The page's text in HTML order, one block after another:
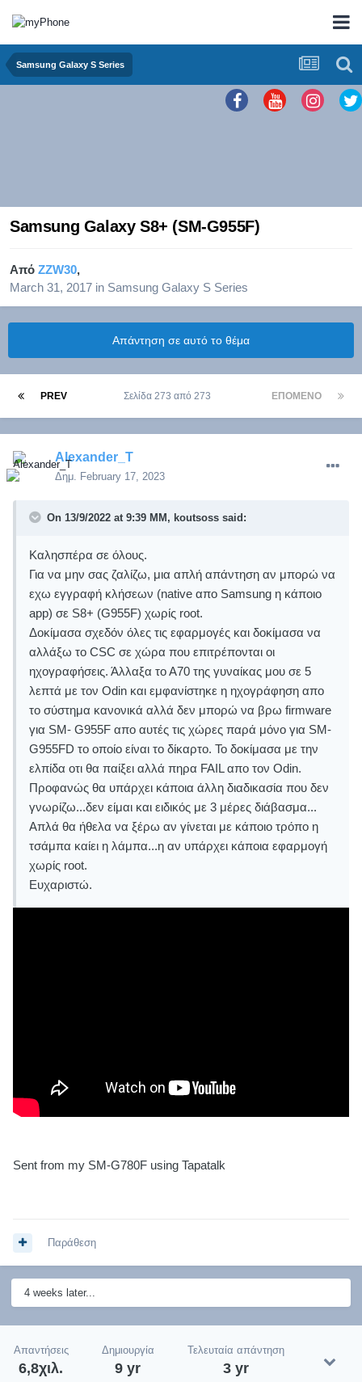
Samsung Galaxy S Series
Samsung Galaxy S8+ (SM-G955F)
Από ZZW30,
March 31, 2017 in Samsung Galaxy S Series
Απάντηση σε αυτό το θέμα
PREV ΕΠΌΜΕΝΟ
Σελίδα 273 από 273
Alexander_T
Δημ. February 17, 2023
On 13/9/2022 at 9:39 ΜΜ, koutsoss said:
Καλησπέρα σε όλους.
Για να μην σας ζαλίζω, μια απλή απάντηση αν μπορώ να
εχω εγγραφή κλήσεων (native απο Samsung η κάποιο
app) σε S8+ (G955F) χωρίς root.
Δοκίμασα σχεδόν όλες τις εφαρμογές και δοκίμασα να
αλλάξω το CSC σε χώρα που επιτρέπονται οι
ηχογραφήσεις. Άλλαξα το Α70 της γυναίκας μου σε 5
λεπτά με τον Odin και εμφανίστηκε η ηχογράφηση απο
το σύστημα κανονικά αλλά δεν μπορώ να βρω firmware
για SM- G955F απο αυτές τις χώρες παρά μόνο για SM-
G955FD το οποίο είναι το δίκαρτο. Το δοκίμασα με την
ελπίδα οτι θα παίξει αλλά πηρα FAIL απο τον Odin.
Προφανώς θα υπάρχει κάποια άλλη διαδικασία που δεν
γνωρίζω...δεν είμαι και ειδικός με 3 μέρες διάβασμα...
Απλά θα ήθελα να ξέρω αν γίνεται με κάποιο τρόπο η
τσάμπα καίει η λάμπα...η αν υπάρχει κάποια εφαρμογή
χωρίς root.
Ευχαριστώ.
Sent from my SM-G780F using Tapatalk
Παράθεση
4 weeks later...
Απαντήσεις
6,8χιλ.
Δημιουργία
9 yr
Τελευταία απάντηση
3 yr